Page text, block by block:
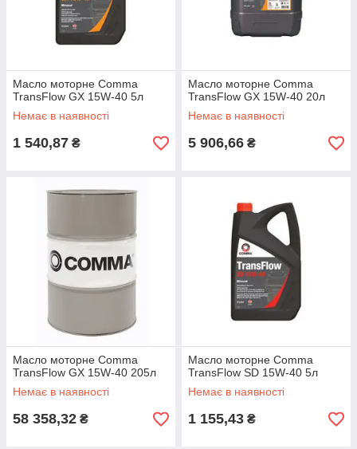
Масло моторне Comma
TransFlow GX 15W-40 5л
Немає в наявності
1 540,87 ₴
Масло моторне Comma
TransFlow GX 15W-40 20л
Немає в наявності
5 906,66 ₴
Масло моторне Comma
TransFlow GX 15W-40 205л
Немає в наявності
58 358,32 ₴
Масло моторне Comma
TransFlow SD 15W-40 5л
Немає в наявності
1 155,43 ₴